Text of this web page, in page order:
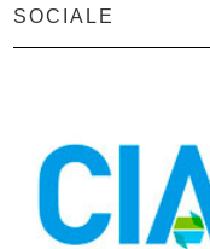
SOCIALE